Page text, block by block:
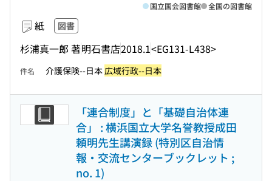
紙 図書
杉浦真一郎 著明石書店2018.1<EG131-L438>
国立国会図書館 全国の図書館
件名 介護保険--日本広域行政--日本
「連合制度」と「基礎自治体連
合」 : 横浜国立大学名誉教授成田
頼明先生講演録 (特別区自治情
報・交流センターブックレット ;
no. 1)